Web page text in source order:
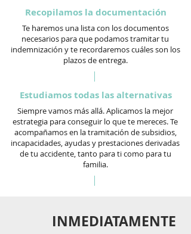
INMEDIATAMENTE
Recopilamos la documentación
Te haremos una lista con los documentos
necesarios para que podamos tramitar tu
indemnización y te recordaremos cuáles son los
plazos de entrega.
Estudiamos todas las alternativas
Siempre vamos más allá. Aplicamos la mejor
estrategia para conseguir lo que te mereces. Te
acompañamos en la tramitación de subsidios,
incapacidades, ayudas y prestaciones derivadas
de tu accidente, tanto para ti como para tu
familia.